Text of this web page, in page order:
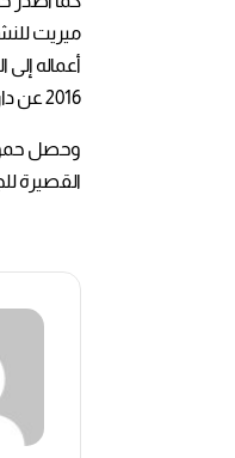
ميريت
أعماله
2016 عن دار “Hoopoe”.
وحصل حمور
القصيرة